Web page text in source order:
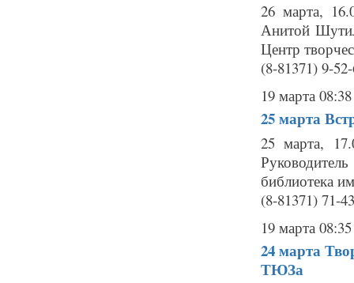
26 марта,
Анитой
Центр
(8-81371) 9-
19 марта 08:38
25 марта
25 марта,
библиотека
(8-81371) 71-
19 марта 08:35
24 марта
ТЮЗа